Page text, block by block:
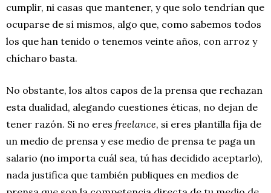
cumplir, ni casas que mantener, y que solo tendrían que
ocuparse de sí mismos, algo que, como sabemos todos
los que han tenido o tenemos veinte años, con arroz y
chícharo basta.
No obstante, los altos capos de la prensa que rechazan
esta dualidad, alegando cuestiones éticas, no dejan de
tener razón. Si no eres freelance, si eres plantilla fija de
un medio de prensa y ese medio de prensa te paga un
salario (no importa cuál sea, tú has decidido aceptarlo),
nada justifica que también publiques en medios de